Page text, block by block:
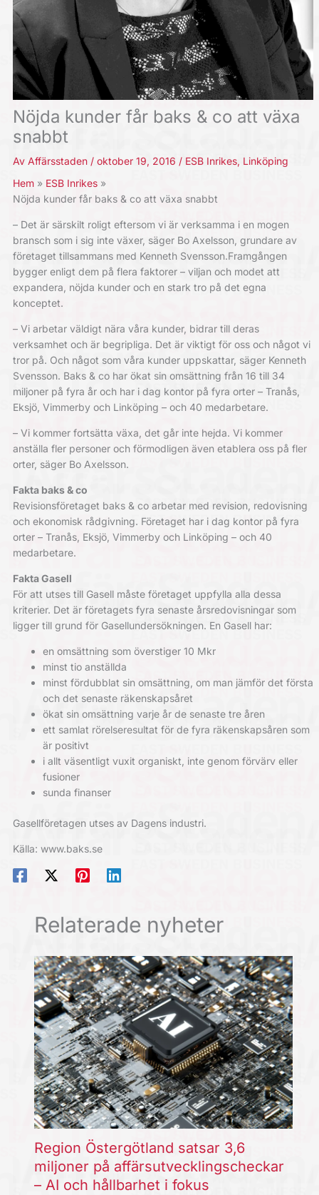
Nöjda kunder får baks & co att växa
snabbt
Av Affärsstaden / oktober 19, 2016 / ESB Inrikes, Linköping
Hem
ESB Inrikes
Nöjda kunder får baks & co att växa snabbt
– Det är särskilt roligt eftersom vi är verksamma i en mogen
bransch som i sig inte växer, säger Bo Axelsson, grundare av
företaget tillsammans med Kenneth Svensson.Framgången
bygger enligt dem på flera faktorer – viljan och modet att
expandera, nöjda kunder och en stark tro på det egna
konceptet.
– Vi arbetar väldigt nära våra kunder, bidrar till deras
verksamhet och är begripliga. Det är viktigt för oss och något vi
tror på. Och något som våra kunder uppskattar, säger Kenneth
Svensson. Baks & co har ökat sin omsättning från 16 till 34
miljoner på fyra år och har i dag kontor på fyra orter – Tranås,
Eksjö, Vimmerby och Linköping – och 40 medarbetare.
– Vi kommer fortsätta växa, det går inte hejda. Vi kommer
anställa fler personer och förmodligen även etablera oss på fler
orter, säger Bo Axelsson.
Fakta baks & co
Revisionsföretaget baks & co arbetar med revision, redovisning
och ekonomisk rådgivning. Företaget har i dag kontor på fyra
orter – Tranås, Eksjö, Vimmerby och Linköping – och 40
medarbetare.
Fakta Gasell
För att utses till Gasell måste företaget uppfylla alla dessa
kriterier. Det är företagets fyra senaste årsredovisningar som
ligger till grund för Gasellundersökningen. En Gasell har:
en omsättning som överstiger 10 Mkr
minst tio anställda
minst fördubblat sin omsättning, om man jämför det första
och det senaste räkenskapsåret
ökat sin omsättning varje år de senaste tre åren
ett samlat rörelseresultat för de fyra räkenskapsåren som
är positivt
i allt väsentligt vuxit organiskt, inte genom förvärv eller
fusioner
sunda finanser
Gasellföretagen utses av Dagens industri.
Källa: www.baks.se
Relaterade nyheter
Region Östergötland satsar 3,6
miljoner på affärsutvecklingscheckar
– AI och hållbarhet i fokus